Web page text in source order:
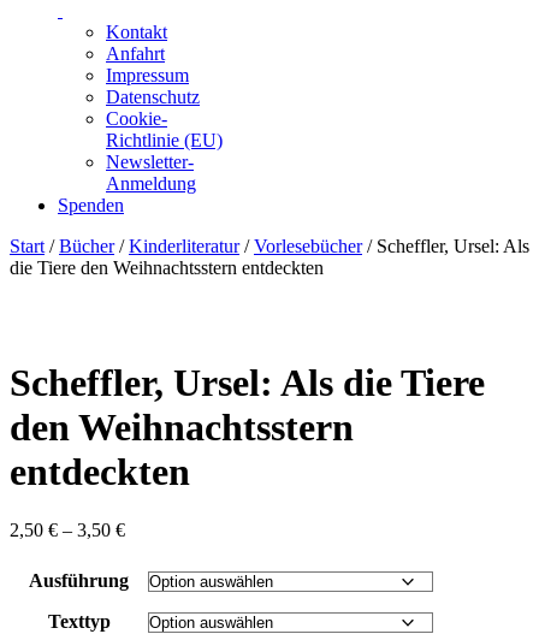
Kontakt
Anfahrt
Impressum
Datenschutz
Cookie-
Richtlinie (EU)
Newsletter-
Anmeldung
Spenden
Skip
to
Start /Bücher/Kinderliteratur/Vorlesebücher/ Scheffler, Ursel: Als
die Tiere den Weihnachtsstern entdeckten
Scheffler, Ursel: Als die Tiere
den Weihnachtsstern
entdeckten
2,50 € – 3,50 €Preisspanne:
bis
3,50 €
Ausführung
Texttyp